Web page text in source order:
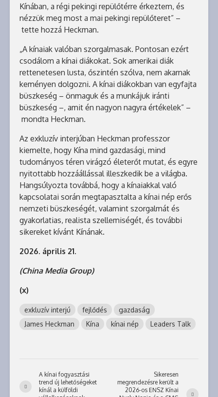
Kínában, a régi pekingi repülőtérre érkeztem, és
nézzük meg most a mai pekingi repülőteret” –
tette hozzá Heckman.
„A kínaiak valóban szorgalmasak. Pontosan ezért
csodálom a kínai diákokat. Sok amerikai diák
rettenetesen lusta, őszintén szólva, nem akarnak
keményen dolgozni. A kínai diákokban van egyfajta
büszkeség – önmaguk és a munkájuk iránti
büszkeség –, amit én nagyon nagyra értékelek” –
mondta Heckman.
Az exkluzív interjúban Heckman professzor
kiemelte, hogy Kína mind gazdasági, mind
tudományos téren virágzó életerőt mutat, és egyre
nyitottabb hozzáállással illeszkedik be a világba.
Hangsúlyozta továbbá, hogy a kínaiakkal való
kapcsolatai során megtapasztalta a kínai nép erős
nemzeti büszkeségét, valamint szorgalmát és
gyakorlatias, realista szellemiségét, és további
sikereket kívánt Kínának.
2026. április 21.
(China Media Group)
(x)
exkluzív interjú fejlődés
gazdaság
James Heckman
Kína kínai nép Leaders Talk
A kínai fogyasztási
trend új lehetőségeket
kínál a külföldi
Sikeresen
megrendezésre került a
2026-os ENSZ Kínai